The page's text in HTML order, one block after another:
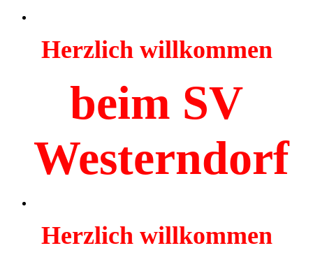
Herzlich willkommen
beim SV
Westerndorf
Herzlich willkommen